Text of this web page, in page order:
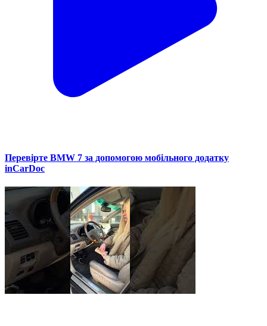
Перевірте BMW 7 за допомогою мобільного додатку
inCarDoc